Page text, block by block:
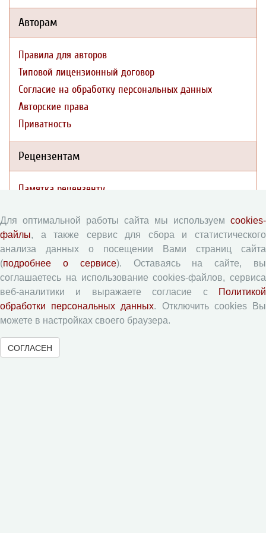
Авторам
Правила для авторов
Типовой лицензионный договор
Согласие на обработку персональных данных
Авторские права
Приватность
Рецензентам
Памятка рецензенту
Журналы ВолНЦ РАН
Экономические и социальные перемены
Проблемы развития территории
Вопросы территориального развития
Юный экономист
Для оптимальной работы сайта мы используем cookies-
файлы, а также сервис для сбора и статистического
анализа данных о посещении Вами страниц сайта
(подробнее о сервисе). Оставаясь на сайте, вы
соглашаетесь на использование cookies-файлов, сервиса
веб-аналитики и выражаете согласие с
Политикой
обработки персональных данных. Отключить cookies Вы
можете в настройках своего браузера.
СОГЛАСЕН